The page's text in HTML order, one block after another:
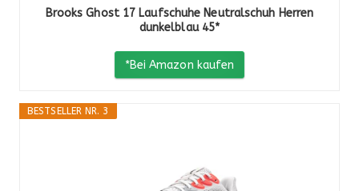
Brooks Ghost 17 Laufschuhe Neutralschuh Herren
dunkelblau 45*
*Bei Amazon kaufen
BESTSELLER NR. 3